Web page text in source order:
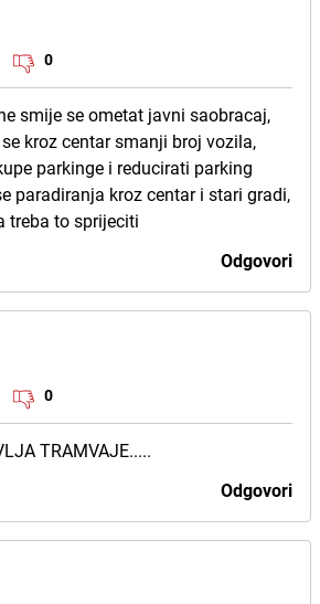
0
smije se ometat javni saobracaj,
kroz centar smanji broj vozila,
parkinge i reducirati parking
paradiranja kroz centar i stari gradi,
treba to sprijeciti
Odgovori
0
TRAMVAJE.....
Odgovori